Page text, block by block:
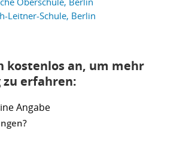
Leitner-Schule, Berlin
kostenlos an, um mehr
zu erfahren:
Angabe